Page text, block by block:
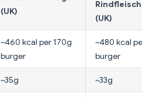
(UK)
(UK)
~460 kcal per 170g
burger
~480 kcal per
burger
~35g ~33g